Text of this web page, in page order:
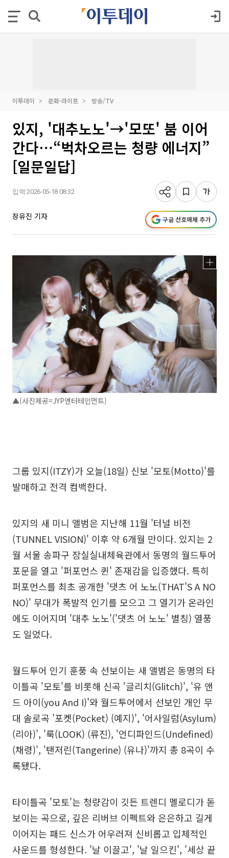
이투데이 문화·라이프 방송/TV
있지, '대추노노'→'모또' 붐 이어
간다⋯“벅차오르는 청량 에너지”
[일문일답]
입력 2026-05-18 08:32
장유진 기자 구글 선호매체 추가
▲(사진제공=JYP엔터테인먼트)
그룹 있지(ITZY)가 오늘(18일) 신보 '모토(Motto)'를
발매하고 전격 컴백한다.
있지의 새 미니 앨범은 지난해 11월 '터널 비전
(TUNNEL VISION)' 이후 약 6개월 만이다. 있지는 2
월 서울 송파구 잠실실내체육관에서 동명의 월드투어
포문을 열고 '퍼포먼스 퀸' 존재감을 입증했다. 특히
퍼포먼스를 최초 공개한 '댓츠 어 노노(THAT'S A NO
NO)' 무대가 폭발적 인기를 모으고 그 열기가 온라인
에도 이어지며 '대추 노노'('댓츠 어 노노' 별칭) 열풍
도 일었다.
월드투어 인기 훈풍 속 선보이는 새 앨범은 동명의 타
이틀곡 '모토'를 비롯해 신곡 '글리치(Glitch)', '유 앤
드 아이(you And I)'와 월드투어에서 선보인 개인 무
대 솔로곡 '포켓(Pocket) (예지)', '어사일럼(Asylum)
(리아)', '룩(LOOK) (류진), '언디파인드(Undefined)
(채령)', '탠저린(Tangerine) (유나)'까지 총 8곡이 수
록됐다.
타이틀곡 '모토'는 청량감이 깃든 트렌디 멜로디가 돋
보이는 곡으로, 깊은 리버브 이펙트와 은은하고 길게
이어지는 패드 신스가 어우러져 신비롭고 입체적인
사운드를 형성한다. '날 이끌고', '날 일으킨', '세상 끝